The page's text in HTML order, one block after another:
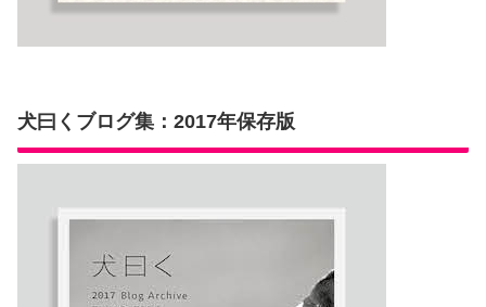
犬曰くブログ集：2017年保存版